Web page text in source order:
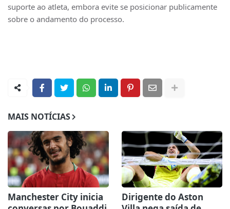
suporte ao atleta, embora evite se posicionar publicamente
sobre o andamento do processo.
MAIS NOTÍCIAS
Manchester City inicia
Dirigente do Aston